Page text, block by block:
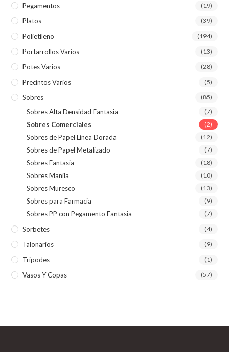
Pegamentos (19)
Platos (39)
Polietileno (194)
Portarrollos Varios (13)
Potes Varios (28)
Precintos Varios (5)
Sobres (85)
Sobres Alta Densidad Fantasia (7)
Sobres Comerciales (2)
Sobres de Papel Linea Dorada (12)
Sobres de Papel Metalizado (7)
Sobres Fantasia (18)
Sobres Manila (10)
Sobres Muresco (13)
Sobres para Farmacia (9)
Sobres PP con Pegamento Fantasia (7)
Sorbetes (4)
Talonarios (9)
Tripodes (1)
Vasos Y Copas (57)